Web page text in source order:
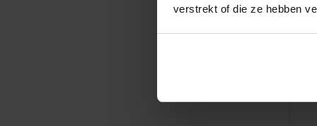
verstrekt of die ze hebben